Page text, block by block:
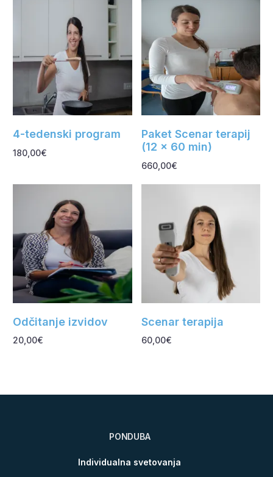
4-tedenski program
180,00€
Paket Scenar terapij
(12 x 60 min)
660,00€
Dodaj v košarico
Odčitanje izvidov
20,00€
Scenar terapija
60,00€
PONDUBA
Individualna svetovanja